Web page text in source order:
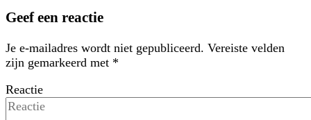
Geef een reactie
Je e-mailadres wordt niet gepubliceerd. Vereiste velden
zijn gemarkeerd met *
Reactie